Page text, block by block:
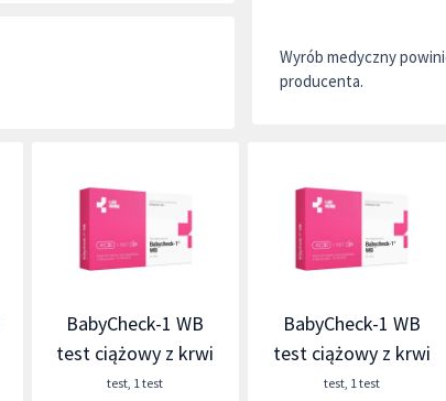
Wyrób medyczny
producenta.
BabyCheck-1 WB
test ciążowy z krwi
test, 1 test
BabyCheck-1 WB
test ciążowy z krwi
test, 1 test